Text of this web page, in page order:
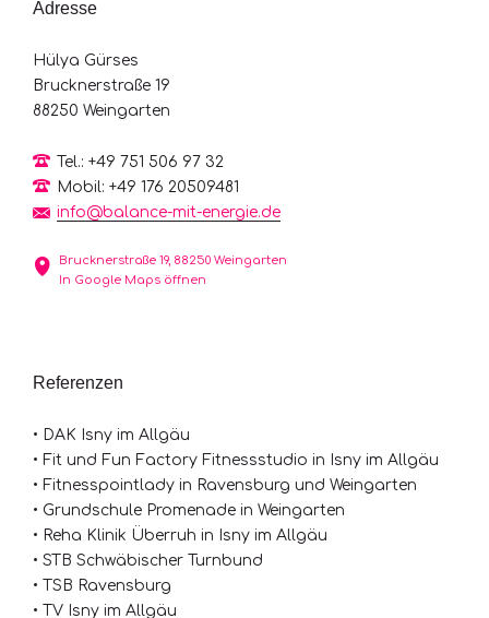
Adresse
Hülya Gürses
Brucknerstraße 19
88250 Weingarten
Tel.: +49 751 506 97 32
Mobil: +49 176 20509481
info@balance-mit-energie.de
Brucknerstraße 19, 88250 Weingarten
In Google Maps öffnen
Referenzen
• DAK Isny im Allgäu
• Fit und Fun Factory Fitnessstudio in Isny im Allgäu
• Fitnesspointlady in Ravensburg und Weingarten
• Grundschule Promenade in Weingarten
• Reha Klinik Überruh in Isny im Allgäu
• STB Schwäbischer Turnbund
• TSB Ravensburg
• TV Isny im Allgäu